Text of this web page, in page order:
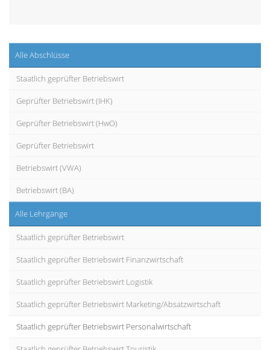
Alle Abschlüsse
Staatlich geprüfter Betriebswirt
Geprüfter Betriebswirt (IHK)
Geprüfter Betriebswirt (HwO)
Geprüfter Betriebswirt
Betriebswirt (VWA)
Betriebswirt (BA)
Alle Lehrgänge
Staatlich geprüfter Betriebswirt
Staatlich geprüfter Betriebswirt Finanzwirtschaft
Staatlich geprüfter Betriebswirt Logistik
Staatlich geprüfter Betriebswirt Marketing/Absatzwirtschaft
Staatlich geprüfter Betriebswirt Personalwirtschaft